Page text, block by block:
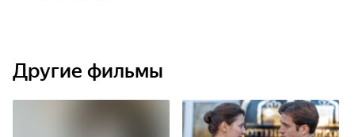
Другие фильмы